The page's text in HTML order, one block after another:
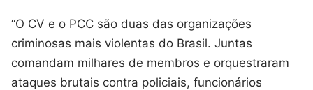
“O CV e o PCC são duas das organizações
criminosas mais violentas do Brasil. Juntas
comandam milhares de membros e orquestraram
ataques brutais contra policiais, funcionários